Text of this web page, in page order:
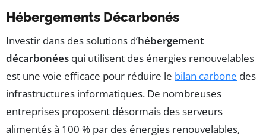
Hébergements Décarbonés
Investir dans des solutions d’hébergement
décarbonées qui utilisent des énergies renouvelables
est une voie efficace pour réduire le bilan carbone des
infrastructures informatiques. De nombreuses
entreprises proposent désormais des serveurs
alimentés à 100 % par des énergies renouvelables,